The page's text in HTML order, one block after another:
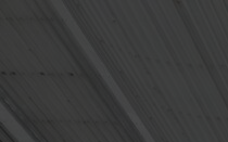
Ostatní